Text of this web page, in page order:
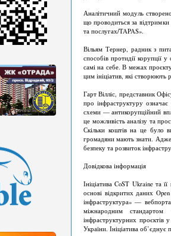
Аналітичний модуль
що проводиться за підтримки
та послугах/TAPAS».
Вільям Тернер, радник з
способів протидії
самі на себе. В межах
цим ініціатив, які створюють
Гарт Вілліс, представник
про інфраструктуру
схеми — антикорупційний
це можливість аналізу та
Скільки коштів на це було
громадяни мають знати. Адже
безпеку та розвиток
Довідкова інформація
Ініціатива CoST Ukraine та
основі відкритих даних
інфраструктура» —
міжнародним
інфраструктурних проєктів
України. Ініціатива об’єднує